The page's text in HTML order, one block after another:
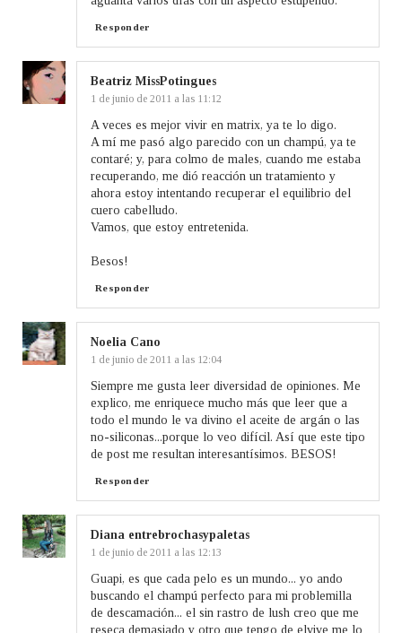
Responder
Beatriz MissPotingues
1 de junio de 2011 a las 11:12
A veces es mejor vivir en matrix, ya te lo digo.
A mí me pasó algo parecido con un champú, ya te
contaré; y, para colmo de males, cuando me estaba
recuperando, me dió reacción un tratamiento y
ahora estoy intentando recuperar el equilibrio del
cuero cabelludo.
Vamos, que estoy entretenida.
Besos!
Responder
Noelia Cano
1 de junio de 2011 a las 12:04
Siempre me gusta leer diversidad de opiniones. Me
explico, me enriquece mucho más que leer que a
todo el mundo le va divino el aceite de argán o las
no-siliconas...porque lo veo difícil. Así que este tipo
de post me resultan interesantísimos. BESOS!
Responder
Diana entrebrochasypaletas
1 de junio de 2011 a las 12:13
Guapi, es que cada pelo es un mundo... yo ando
buscando el champú perfecto para mi problemilla
de descamación... el sin rastro de lush creo que me
reseca demasiado y otro que tengo de elvive me lo